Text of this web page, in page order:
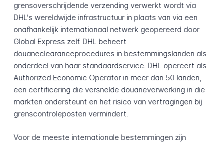
grensoverschrijdende verzending verwerkt wordt via
DHL's wereldwijde infrastructuur in plaats van via een
onafhankelijk internationaal netwerk geopereerd door
Global Express zelf. DHL beheert
douaneclearanceprocedures in bestemmingslanden als
onderdeel van haar standaardservice. DHL opereert als
Authorized Economic Operator in meer dan 50 landen,
een certificering die versnelde douaneverwerking in die
markten ondersteunt en het risico van vertragingen bij
grenscontroleposten vermindert.
Voor de meeste internationale bestemmingen zijn